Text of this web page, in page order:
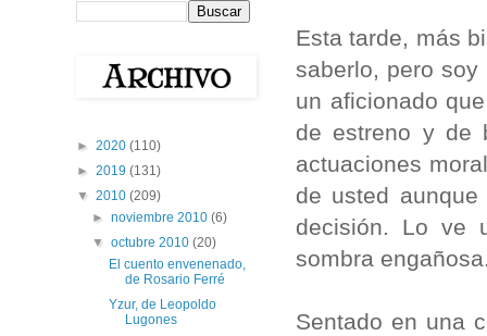
Esta tarde, más
saberlo, pero
un aficionado
de estreno y de
actuaciones
de usted
decisión. Lo ve
sombra
Sentado en una
► 2020 (110)
► 2019 (131)
▼ 2010 (209)
►noviembre 2010(6)
▼octubre 2010(20)
El cuento envenenado,
de Rosario Ferré
Yzur, de Leopoldo
Lugones